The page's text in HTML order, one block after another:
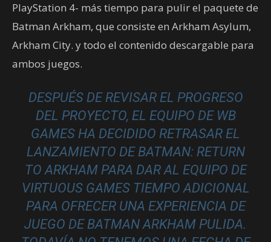
PlayStation 4- más tiempo para pulir el paquete de
Batman Arkham, que consiste en Arkham Asylum,
Arkham City. y todo el contenido descargable para
ambos juegos.
DESPUÉS DE REVISAR EL PROGRESO
DEL PROYECTO, EL EQUIPO DE WB
GAMES HA DECIDIDO RETRASAR EL
LANZAMIENTO DE BATMAN: RETURN
TO ARKHAM PARA DAR AL EQUIPO DE
VIRTUOUS GAMES TIEMPO ADICIONAL
PARA OFRECER UNA EXPERIENCIA DE
JUEGO DE BATMAN ARKHAM PULIDA.